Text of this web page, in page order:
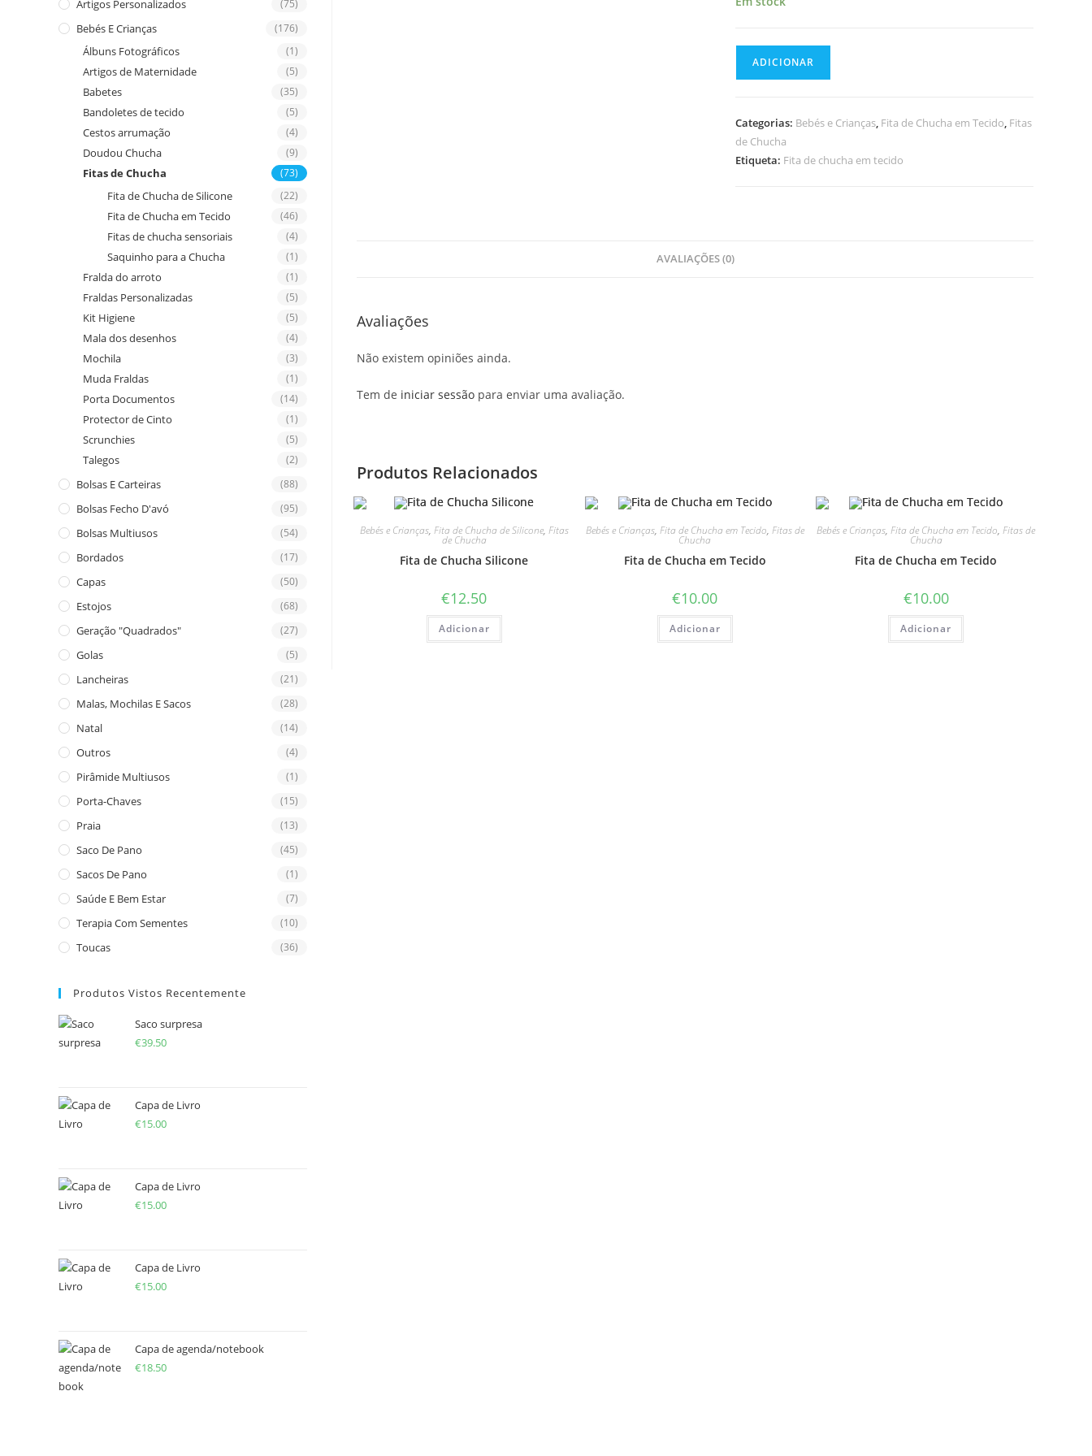
Artigos Personalizados (75)
Bebés E Crianças (176)
Álbuns Fotográficos (1)
Artigos de Maternidade (5)
Babetes (35)
Bandoletes de tecido (5)
Cestos arrumação (4)
Doudou Chucha (9)
Fitas de Chucha (73)
Fita de Chucha de Silicone (22)
Fita de Chucha em Tecido (46)
Fitas de chucha sensoriais (4)
Saquinho para a Chucha (1)
Fralda do arroto (1)
Fraldas Personalizadas (5)
Kit Higiene (5)
Mala dos desenhos (4)
Mochila (3)
Muda Fraldas (1)
Porta Documentos (14)
Protector de Cinto (1)
Scrunchies (5)
Talegos (2)
Bolsas E Carteiras (88)
Bolsas Fecho D'avó (95)
Bolsas Multiusos (54)
Bordados (17)
Capas (50)
Estojos (68)
Geração "Quadrados" (27)
Golas (5)
Lancheiras (21)
Malas, Mochilas E Sacos (28)
Natal (14)
Outros (4)
Pirâmide Multiusos (1)
Porta-Chaves (15)
Praia (13)
Saco De Pano (45)
Sacos De Pano (1)
Saúde E Bem Estar (7)
Terapia Com Sementes (10)
Toucas (36)
Produtos Vistos Recentemente
Saco surpresa
€39.50
Capa de Livro
€15.00
Capa de Livro
€15.00
Capa de Livro
€15.00
Capa de agenda/notebook
€18.50
Chucha
em
ADICIONAR
Categorias: Bebés e Crianças, Fita de Chucha em Tecido, Fitas
de Chucha
Etiqueta: Fita de chucha em tecido
AVALIAÇÕES (0)
Avaliações
Não existem opiniões ainda.
Tem de iniciar sessão para enviar uma avaliação.
Produtos Relacionados
Bebés e Crianças, Fita de Chucha de Silicone, Fitas
de Chucha
Fita de Chucha Silicone
€12.50
Adicionar
Bebés e Crianças, Fita de Chucha em Tecido, Fitas de
Chucha
Fita de Chucha em Tecido
€10.00
Adicionar
Bebés e Crianças,Fita de Chucha em Tecido,Fitas de
Chucha
Fita de Chucha em Tecido
€10.00
Adicionar